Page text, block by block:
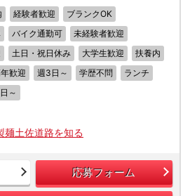
経験者歓迎
ブランクOK
バイク通勤可
未経験者歓迎
土日・祝日休み 大学生歓迎
扶養内
歓迎 週3日～ 学歴不問
ランチ
～
麺土佐道路を知る
応募フォーム